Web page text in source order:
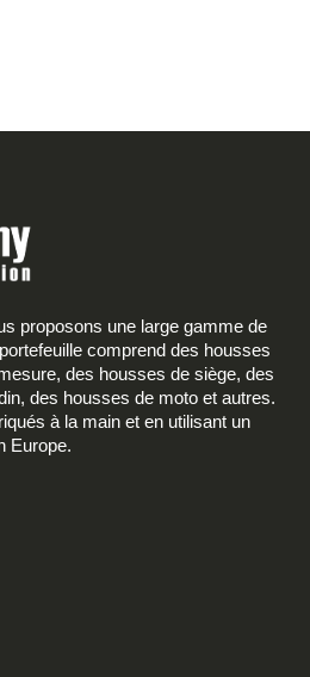
proposons une large gamme de
comprend des housses
des housses de siège, des
des housses de moto et autres.
à la main et en utilisant un
Europe.